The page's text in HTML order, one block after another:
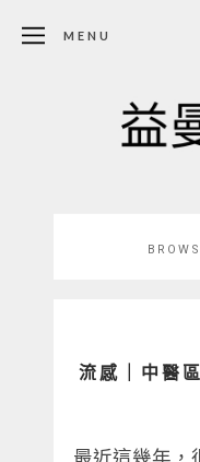
MENU
流感｜中醫
最近這幾年，